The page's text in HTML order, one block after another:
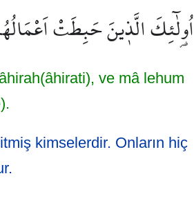
اُو۬لٰٓئِكَ الَّذ۪ينَ حَبِطَتْ
ve mâ lehum
kimselerdir. Onların hiç